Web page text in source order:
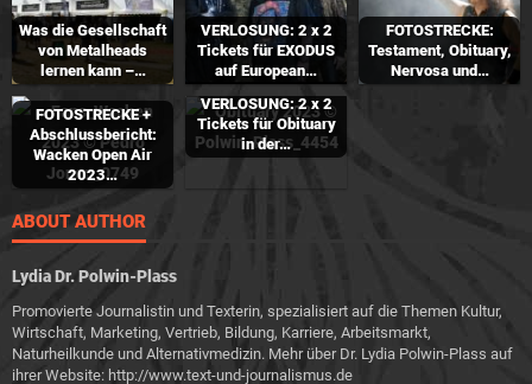
Was die Gesellschaft
von Metalheads
lernen kann –…
VERLOSUNG: 2 x 2
Tickets für EXODUS
auf European…
FOTOSTRECKE:
Testament, Obituary,
Nervosa und…
FOTOSTRECKE +
Abschlussbericht:
Wacken Open Air
2023…
VERLOSUNG: 2 x 2
Tickets für Obituary
in der…
ABOUT AUTHOR
Lydia Dr. Polwin-Plass
Promovierte Journalistin und Texterin, spezialisiert auf die Themen Kultur,
Wirtschaft, Marketing, Vertrieb, Bildung, Karriere, Arbeitsmarkt,
Naturheilkunde und Alternativmedizin. Mehr über Dr. Lydia Polwin-Plass auf
ihrer Website: http://www.text-und-journalismus.de